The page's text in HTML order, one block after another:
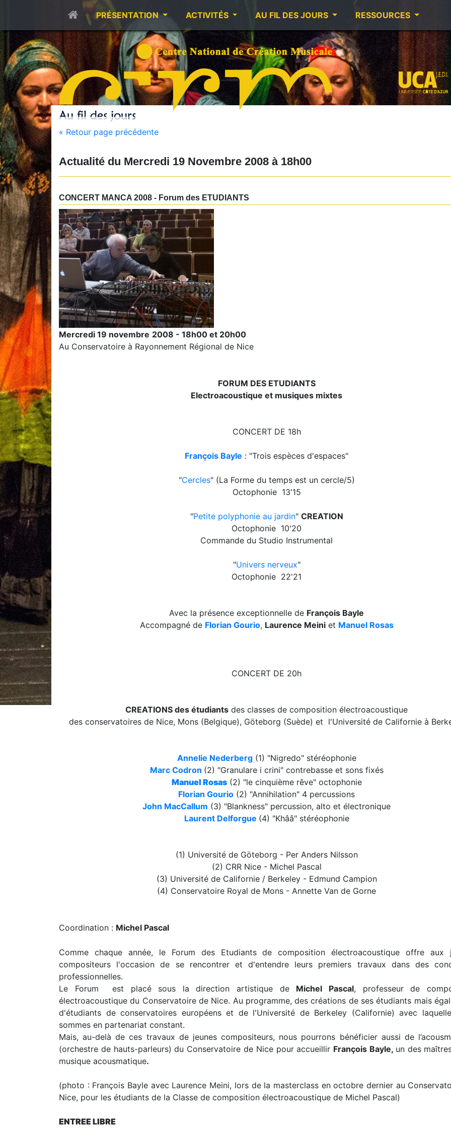
PRÉSENTATION ACTIVITÉS AU FIL DES JOURS RESSOURCES
« Retour page précédente
Actualité du Mercredi 19 Novembre 2008 à18h00
CONCERT MANCA 2008 - Forum des ETUDIANTS
Mercredi 19 novembre 2008 - 18h00 et 20h00
Au Conservatoire à Rayonnement Régional de Nice
FORUM DES ETUDIANTS
Electroacoustique et musiques mixtes
CONCERT DE 18h
François Bayle : "Trois espèces d'espaces"
"Cercles" (La Forme du temps est un cercle/5)
Octophonie 13'15
"Petite polyphonie au jardin" CREATION
Octophonie 10'20
Commande du Studio Instrumental
"Univers nerveux"
Octophonie 22'21
Avec la présence exceptionnelle de François Bayle
Accompagné de Florian Gourio, Laurence Meiniet Manuel Rosas
CONCERT DE 20h
CREATIONS des étudiants des classes de composition électroacoustique
des conservatoires de Nice, Mons (Belgique), Göteborg (Suède) et l'Université de Californie à
Annelie Nederberg(1) "Nigredo" stéréophonie
Marc Codron (2) "Granulare i crini" contrebasse et sons fixés
Manuel Rosas(2) "le cinquième rêve" octophonie
Florian Gourio (2) "Annihilation" 4 percussions
John MacCallum (3) "Blankness" percussion, alto et électronique
Laurent Delforgue (4) "Khââ" stéréophonie
(1) Université de Göteborg - Per Anders Nilsson
(2) CRR Nice - Michel Pascal
(3) Université de Californie / Berkeley - Edmund Campion
(4) Conservatoire Royal de Mons - Annette Van de Gorne
Coordination : Michel Pascal
Comme chaque année, le Forum des Etudiants de composition électroacoustique offre aux
compositeurs l'occasion de se rencontrer et d'entendre leurs premiers travaux dans des
professionnelles.
Le Forum est placé sous la direction artistique de Michel Pascal, professeur de
électroacoustique du Conservatoire de Nice. Au programme, des créations de ses étudiants mais
d'étudiants de conservatoires européens et de l'Université de Berkeley (Californie) avec
sommes en partenariat constant.
Mais, au-delà de ces travaux de jeunes compositeurs, nous pourrons bénéficier aussi de
(orchestre de hauts-parleurs) du Conservatoire de Nice pour accueillir François Bayle, un des
musique acousmatique.
(photo : François Bayle avec Laurence Meini, lors de la masterclass en octobre dernier au
Nice, pour les étudiants de la Classe de composition électroacoustique de Michel Pascal)
ENTREE LIBRE